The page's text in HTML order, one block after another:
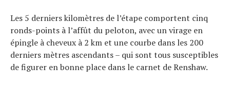
Les 5 derniers kilomètres de l’étape comportent cinq
ronds-points à l’affût du peloton, avec un virage en
épingle à cheveux à 2 km et une courbe dans les 200
derniers mètres ascendants – qui sont tous susceptibles
de figurer en bonne place dans le carnet de Renshaw.